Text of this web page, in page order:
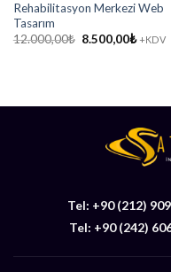
Rehabilitasyon Merkezi Web
Tasarım
12.000,00₺ Orijinal
8.500,00₺Şu
+KDV
Tel: +90 (212)
Tel: +90 (242)